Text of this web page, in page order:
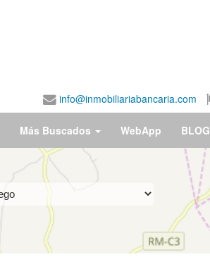
info@inmobiliariabancaria.com
Más Buscados WebApp BLOG